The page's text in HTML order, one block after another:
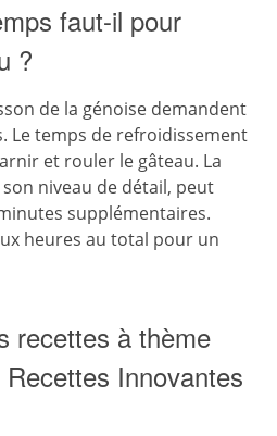
faut-il pour
?
de la génoise demandent
Le temps de refroidissement
et rouler le gâteau. La
niveau de détail, peut
supplémentaires.
heures au total pour un
recettes à thème
Innovantes